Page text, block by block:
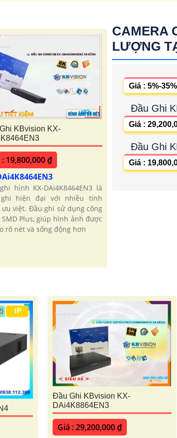
KBvision KX-
: 19,800,000 ₫
hình KX-DAi4K8464EN3 là
hiện đại với nhiều tính
ưu việt. Đầu ghi sử dụng công
SMD Plus, giúp hình ảnh được
rõ nét và sống động hơn
CAMERA
LƯỢNG
Giá : 5%-35%
Đầu Ghi
Giá :
Đầu Ghi
Giá :
Đầu Ghi KBvision KX-
DAi4K8864EN3
Giá : 29,200,000 ₫